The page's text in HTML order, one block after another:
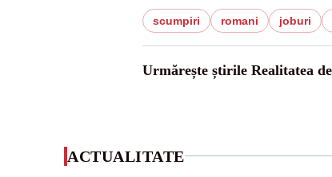
scumpiri romani joburi
Urmărește știrile Realitatea
ACTUALITATE